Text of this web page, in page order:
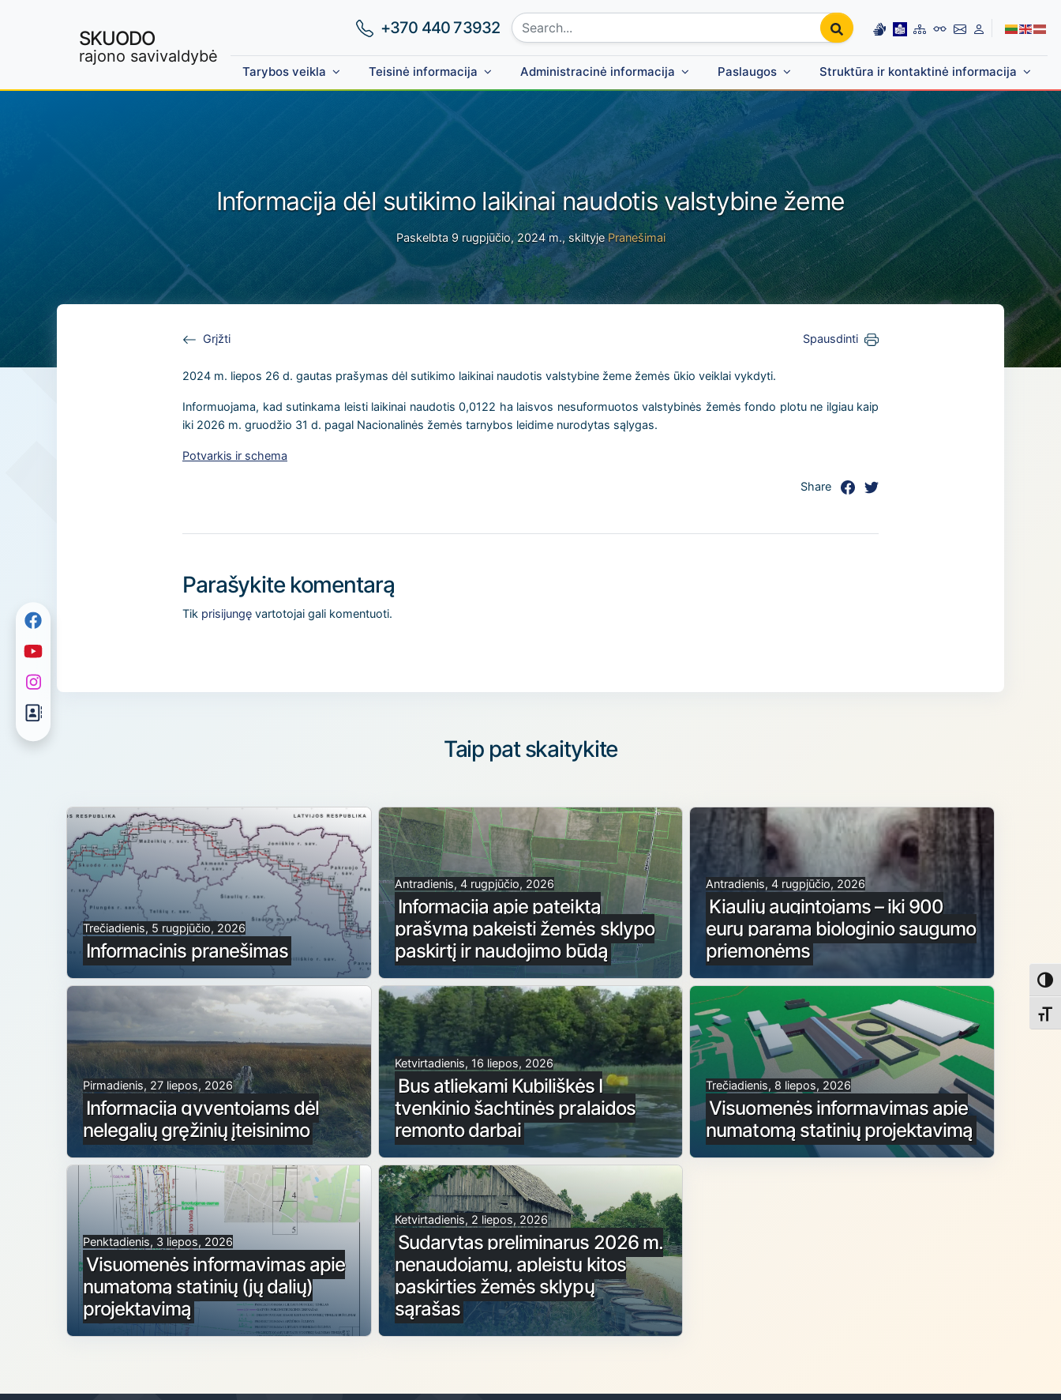
SKUODO
rajono savivaldybė
Phone number:
+370 440 73932 Search site:
Tarybos veikla Teisinė informacija Administracinė informacija Paslaugos Struktūra ir kontaktinė informacija
Informacija dėl sutikimo laikinai naudotis valstybine žeme
Paskelbta 9 rugpjūčio, 2024 m., skiltyjePranešimai
Grįžti Spausdinti
2024 m. liepos 26 d. gautas prašymas dėl sutikimo laikinai naudotis valstybine žeme žemės ūkio veiklai vykdyti.
Informuojama, kad sutinkama leisti laikinai naudotis 0,0122 ha laisvos nesuformuotos valstybinės žemės fondo plotu ne ilgiau kaip
iki 2026 m. gruodžio 31 d. pagal Nacionalinės žemės tarnybos leidime nurodytas sąlygas.
Potvarkis ir schema
Share
Parašykite komentarą
Tik prisijungę vartotojai gali komentuoti.
Taip pat skaitykite
Trečiadienis, 5 rugpjūčio, 2026
Informacinis pranešimas
Antradienis, 4 rugpjūčio, 2026
Informacija apie pateiktą
prašymą pakeisti žemės sklypo
paskirtį ir naudojimo būdą
Antradienis, 4 rugpjūčio, 2026
Kiaulių augintojams – iki 900
eurų parama biologinio saugumo
priemonėms
Pirmadienis, 27 liepos, 2026
Informacija gyventojams dėl
nelegalių gręžinių įteisinimo
Ketvirtadienis, 16 liepos, 2026
Bus atliekami Kubiliškės I
tvenkinio šachtinės pralaidos
remonto darbai
Trečiadienis, 8 liepos, 2026
Visuomenės informavimas apie
numatomą statinių projektavimą
Penktadienis, 3 liepos, 2026
Visuomenės informavimas apie
numatomą statinių (jų dalių)
projektavimą
Ketvirtadienis, 2 liepos, 2026
Sudarytas preliminarus 2026 m.
nenaudojamų, apleistų kitos
paskirties žemės sklypų
sąrašas